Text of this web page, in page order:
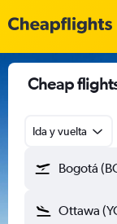
Cheap
Ida y vuelta
Bogotá
Ottawa